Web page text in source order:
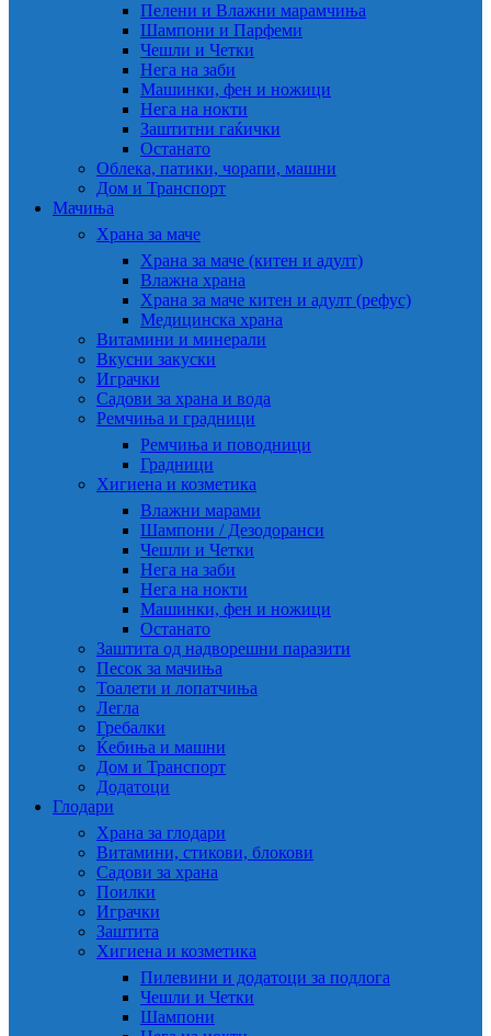
Пелени и Влажни марамчиња
Шампони и Парфеми
Чешли и Четки
Нега на заби
Машинки, фен и ножици
Нега на нокти
Заштитни гаќички
Останато
Облека, патики, чорапи, машни
Дом и Транспорт
Мачиња
Храна за маче
Храна за маче (китен и адулт)
Влажна храна
Храна за маче китен и адулт (рефус)
Медицинска храна
Витамини и минерали
Вкусни закуски
Играчки
Садови за храна и вода
Ремчиња и градници
Ремчиња и поводници
Градници
Хигиена и козметика
Влажни марами
Шампони / Дезодоранси
Чешли и Четки
Нега на заби
Нега на нокти
Машинки, фен и ножици
Останато
Заштита од надворешни паразити
Песок за мачиња
Тоалети и лопатчиња
Легла
Гребалки
Ќебиња и машни
Дом и Транспорт
Додатоци
Глодари
Храна за глодари
Витамини, стикови, блокови
Садови за храна
Поилки
Играчки
Заштита
Хигиена и козметика
Пилевини и додатоци за подлога
Чешли и Четки
Шампони